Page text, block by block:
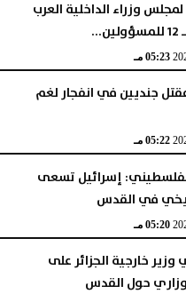
وزراء الداخلية العرب
05:23 مـ
جنديين في انفجار لغم
05:22 مـ
إسرائيل تسعى
في القدس
05:20 مـ
خارجية الجزائر على
حول القدس